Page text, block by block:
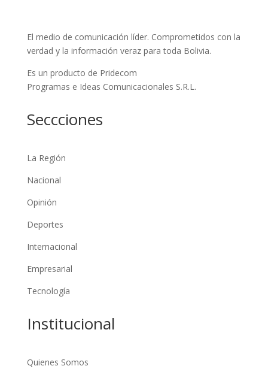
El medio de comunicación líder. Comprometidos con la
verdad y la información veraz para toda Bolivia.
Es un producto de Pridecom
Programas e Ideas Comunicacionales S.R.L.
Seccciones
La Región
Nacional
Opinión
Deportes
Internacional
Empresarial
Tecnología
Institucional
Quienes Somos